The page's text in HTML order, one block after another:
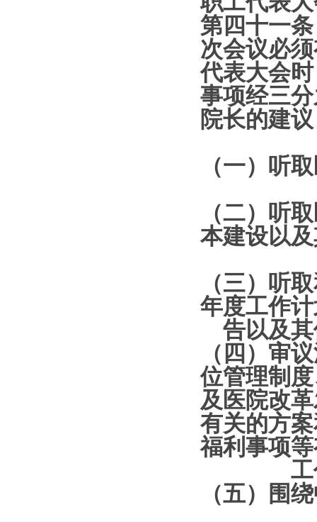
第四十一
次会议必
代表大会
事项经三
院长的建
（一）听
（二）听
本建设以
（三）听
年度工作
告以及
（四）审
位管理制
及医院改
有关的方
福利事项
（五）围